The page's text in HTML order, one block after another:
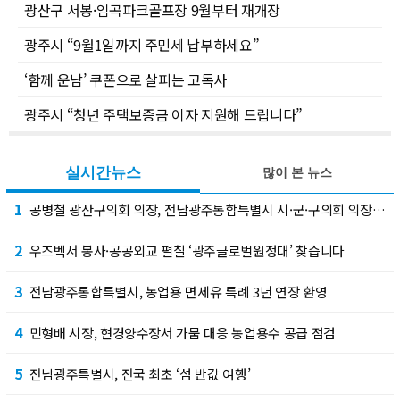
광산구 서봉·임곡파크골프장 9월부터 재개장
광주시 “9월1일까지 주민세 납부하세요”
‘함께 운남’ 쿠폰으로 살피는 고독사
광주시 “청년 주택보증금 이자 지원해 드립니다”
실시간뉴스
1 공병철 광산구의회 의장, 전남광주통합특별시 시·군·구의회 의장협의회 부회장 선출
2 우즈벡서 봉사·공공외교 펼칠 ‘광주글로벌원정대’ 찾습니다
3 전남광주통합특별시, 농업용 면세유 특례 3년 연장 환영
4 민형배 시장, 현경양수장서 가뭄 대응 농업용수 공급 점검
5 전남광주특별시, 전국 최초 ‘섬 반값 여행’
많이 본 뉴스